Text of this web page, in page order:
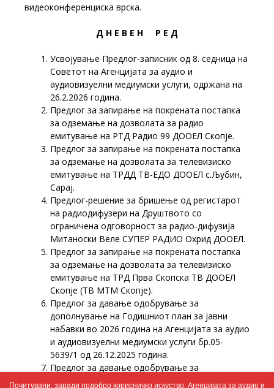
видеоконференциска врска.
Д Н Е В Е Н Р Е Д
Усвојување Предлог-записник од 8. седница на
Советот на Агенцијата за аудио и
аудиовизуелни медиумски услуги, одржана на
26.2.2026 година.
Предлог за запирање на покрената постапка
за одземање на дозволата за радио
емитување на РТД Радио 99 ДООЕЛ Скопје.
Предлог за запирање на покрената постапка
за одземање на дозволата за телевизиско
емитување на ТРДД ТВ-ЕДО ДООЕЛ с.Љубин,
Сарај.
Предлог-решение за бришење од регистарот
на радиодифузери на Друштвото со
ограничена одговорност за радио-дифузија
Митаноски Веле СУПЕР РАДИО Охрид ДООЕЛ.
Предлог за запирање на покрената постапка
за одземање на дозволата за телевизиско
емитување на ТРД Прва Скопска ТВ ДООЕЛ
Скопје (ТВ МТМ Скопје).
Предлог за давање одобрување за
дополнување на Годишниот план за јавни
набавки во 2026 година на Агенцијата за аудио
и аудиовизуелни медиумски услуги бр.05-
5639/1 од 26.12.2025 година.
Предлог за давање одобрување за
спроведување постапка за јавна набавка-
Почитувани, заради подобро корисничко искуство, Агенцијата за аудио и